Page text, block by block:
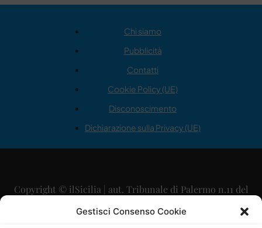
Gestisci Consenso Cookie
Chi siamo
Pubblicità
Contatti
Cookie Policy (UE)
Disconoscimento
Dichiarazione sulla Privacy (UE)
Copyright © ilSicilia | aut. Tribunale di Palermo n.11 del
29/09/2015